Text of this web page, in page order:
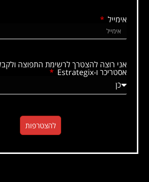
אימייל
אני רוצה להצטרך לרשימת התפוצה
אסטריכר ו-Estrategix
להצטרפות